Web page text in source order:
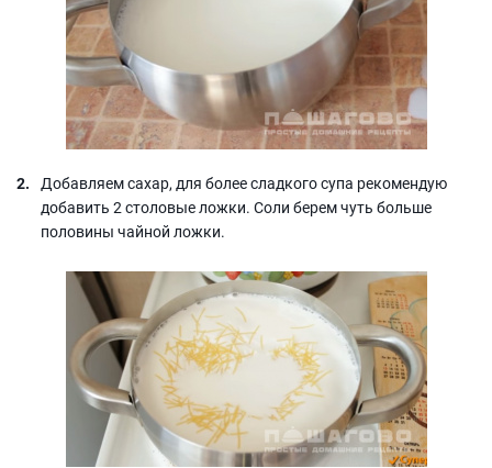
Добавляем сахар, для более сладкого супа рекомендую
добавить 2 столовые ложки. Соли берем чуть больше
половины чайной ложки.